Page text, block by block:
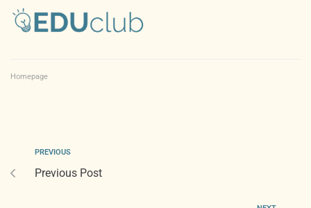
Homepage
PREVIOUS
Previous Post